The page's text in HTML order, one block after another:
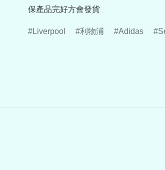
保產品完好方會發貨
Liverpool 利物浦 Adidas